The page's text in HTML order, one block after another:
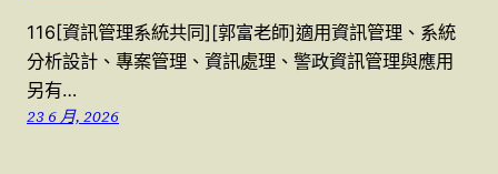
116[資訊管理系統共同][郭富老師]適用資訊管理、系統
分析設計、專案管理、資訊處理、警政資訊管理與應用
另有…
23 6 月, 2026